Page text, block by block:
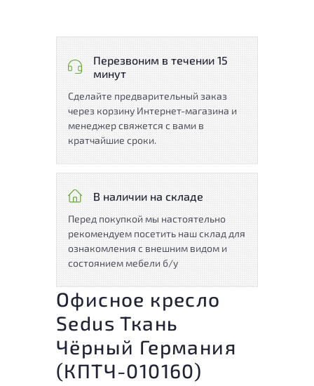
Перезвоним в течении 15
минут
Сделайте предварительный заказ
через корзину Интернет-магазина и
менеджер свяжется с вами в
кратчайшие сроки.
В наличии на складе
Перед покупкой мы настоятельно
рекомендуем посетить наш склад для
ознакомления с внешним видом и
состоянием мебели б/у
Офисное кресло
Sedus Ткань
Чёрный Германия
(КПТЧ-010160)